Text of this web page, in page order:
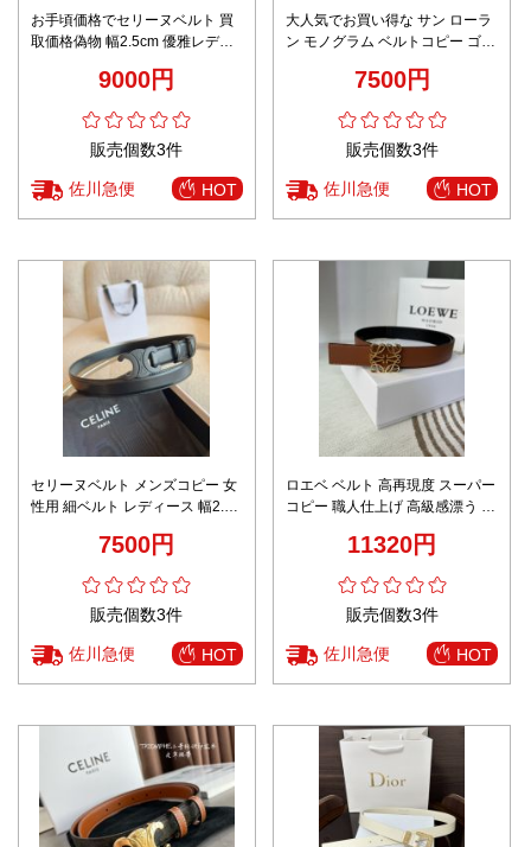
お手頃価格でセリーヌベルト 買
取価格偽物 幅2.5cm 優雅レディ
9000円
販売個数3件
佐川急便 HOT
大人気でお買い得な サン ローラ
ン モノグラム ベルトコピー ゴー
レディース ホワイト
7500円
販売個数3件
佐川急便 HOT
セリーヌベルト メンズコピー 女
性用 細ベルト レディース 幅2.5
7500円
販売個数3件
佐川急便 HOT
ロエベ ベルト 高再現度 スーパー
コピー 職人仕上げ 高級感漂う 精
心サイト対応11320円
販売個数3件
佐川急便 HOT